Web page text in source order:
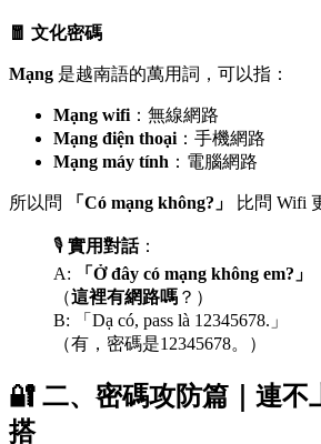
🧧 文化密碼
Mạng 是越南語的萬用詞，可以指：
Mạng wifi ：無線網路
Mạng điện thoại ：手機網路
Mạng máy tính ：電腦網路
所以問 「Có mạng không?」 比問 Wifi
🎙️ 實用對話：
A:
「Ở đây có mạng không em?」
（這裡有網路嗎 ？）
B: 「Dạ có, pass là 12345678.」
（有，密碼是12345678。）
🔐 二、密碼攻防篇｜連不
搭